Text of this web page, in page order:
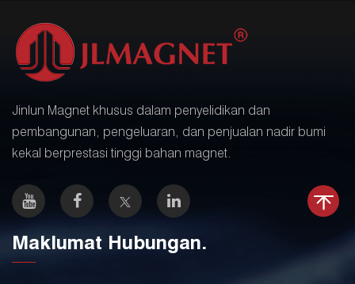
Jinlun Magnet khusus dalam penyelidikan dan
pembangunan, pengeluaran, dan penjualan nadir bumi
kekal berprestasi tinggi bahan magnet.
Maklumat Hubungan.